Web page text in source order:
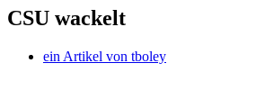
CSU wackelt
ein Artikel von tboley